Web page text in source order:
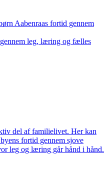
Aabenraas fortid gennem
leg, læring og fælles
del af familielivet. Her kan
fortid gennem sjove
leg og læring går hånd i hånd.